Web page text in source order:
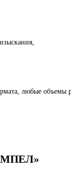
любые объемы